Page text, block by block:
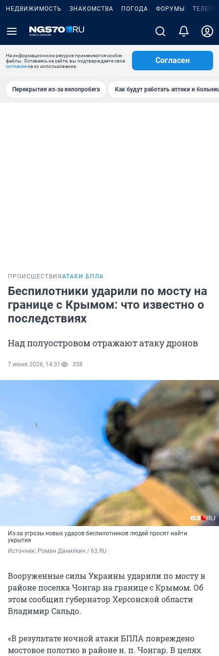
НЕДВИЖИМОСТЬ ЗНАКОМСТВА ПОГОДА ФОРУМЫ
На информационном ресурсе применяются cookie-
файлы. Оставаясь на сайте, вы подтверждаете свое
согласиена их использование.
Согласен
Перекрытия из-за велопробега Как будут работать аптеки и
ПРОИСШЕСТВИЯ АТАКИ БПЛА
Беспилотники ударили по мосту на
границе с Крымом: что известно о
последствиях
Над полуостровом отражают атаку дронов
7 июня 2026, 14:31 358
Из-за угрозы новых ударов беспилотников людей просят найти
укрытия
Источник: Роман Данилкин / 63.RU
Вооруженные силы Украины ударили по мосту в
районе поселка Чонгар на границе с Крымом. Об
этом сообщил губернатор Херсонской области
Владимир Сальдо.
«В результате ночной атаки БПЛА повреждено
мостовое полотно в районе н. п. Чонгар. В целях